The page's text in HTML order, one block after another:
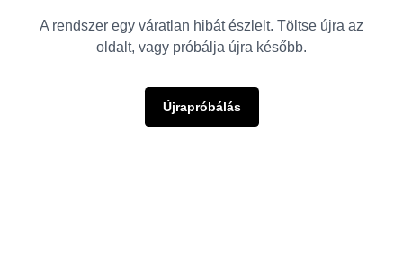
A rendszer egy váratlan hibát észlelt. Töltse újra az
oldalt, vagy próbálja újra később.
Újrapróbálás